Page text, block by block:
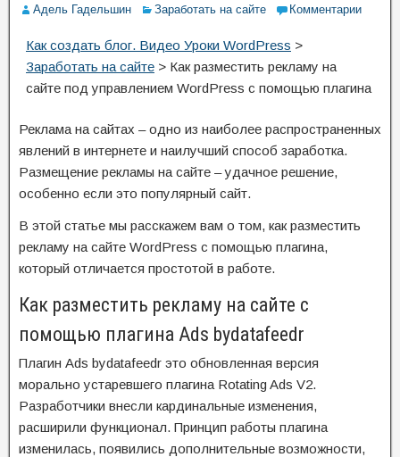
Адель Гадельшин Заработать на сайте Комментарии
Как создать блог. Видео Уроки WordPress >
Заработать на сайте > Как разместить рекламу на
сайте под управлением WordPress с помощью плагина
Реклама на сайтах – одно из наиболее распространенных
явлений в интернете и наилучший способ заработка.
Размещение рекламы на сайте – удачное решение,
особенно если это популярный сайт.
В этой статье мы расскажем вам о том, как разместить
рекламу на сайте WordPress с помощью плагина,
который отличается простотой в работе.
Как разместить рекламу на сайте с
помощью плагина Ads bydatafeedr
Плагин Ads bydatafeedr это обновленная версия
морально устаревшего плагина Rotating Ads V2.
Разработчики внесли кардинальные изменения,
расширили функционал. Принцип работы плагина
изменилась, появились дополнительные возможности,